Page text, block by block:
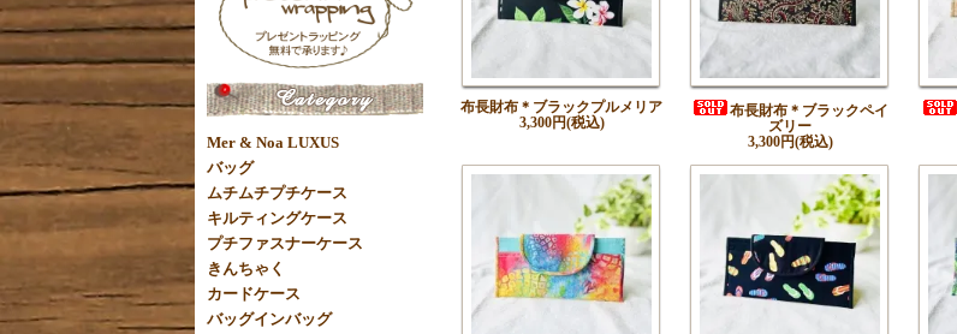
布長財布＊ブラックプルメリア
3,300円(税込)
布長財布＊ブラックペイ
ズリー
3,300円(税込)
Mer & Noa LUXUS
バッグ
ムチムチプチケース
キルティングケース
プチファスナーケース
きんちゃく
カードケース
バッグインバッグ